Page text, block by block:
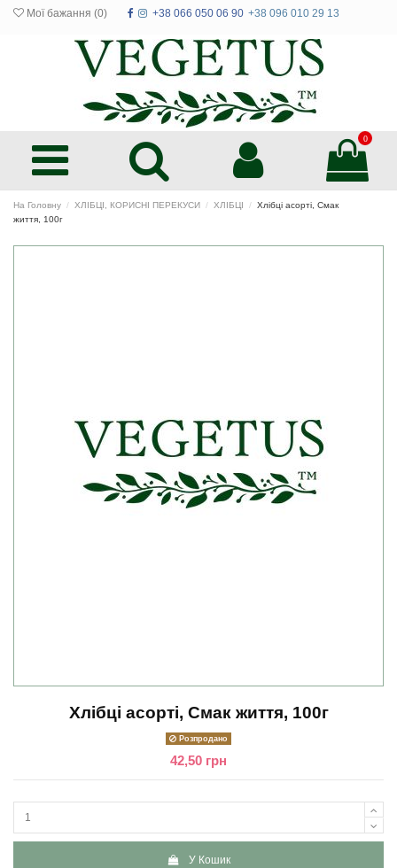
Мої бажання (0) +38 066 050 06 90 +38 096 010 29 13
0
На Головну ХЛІБЦІ, КОРИСНІ ПЕРЕКУСИ ХЛІБЦІ
Хлібці асорті, Смак
життя, 100г
Хлібці асорті, Смак життя, 100г
Розпродано
42,50 грн
У Кошик